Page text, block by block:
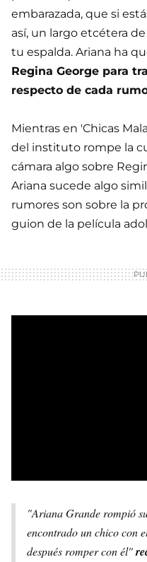
embarazada, que si
así, un largo etcétera
tu espalda. Ariana ha
Regina George para
respecto de cada
Mientras en 'Chicas
del instituto rompe la
cámara algo sobre
Ariana sucede algo
rumores son sobre la
guion de la película
"Ariana Grande rompió
encontrado un chico con
después romper con él"